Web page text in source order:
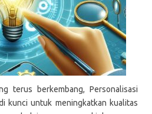
terus berkembang, Personalisasi
kunci untuk meningkatkan kualitas